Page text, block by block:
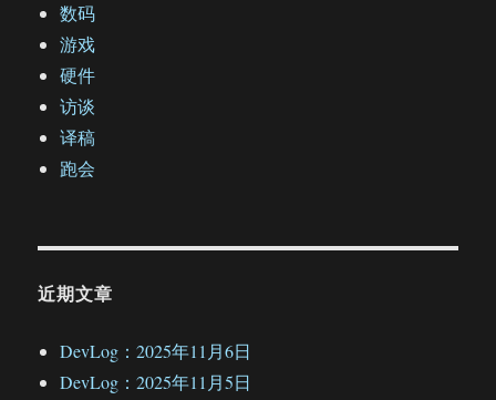
数码
游戏
硬件
访谈
译稿
跑会
近期文章
DevLog：2025年11月6日
DevLog：2025年11月5日